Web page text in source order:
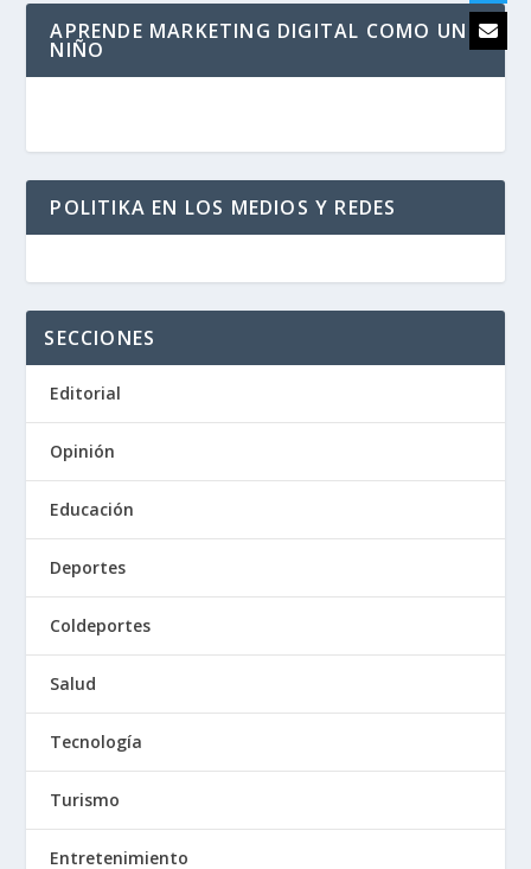
APRENDE MARKETING DIGITAL COMO UN
NIÑO
POLITIKA EN LOS MEDIOS Y REDES
SECCIONES
Editorial
Opinión
Educación
Deportes
Coldeportes
Salud
Tecnología
Turismo
Entretenimiento